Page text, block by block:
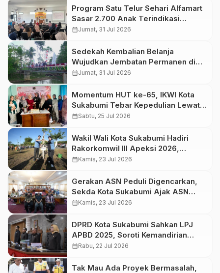
Program Satu Telur Sehari Alfamart
Sasar 2.700 Anak Terindikasi
Stunting
calendar_monthJumat, 31 Jul 2026
Sedekah Kembalian Belanja
Wujudkan Jembatan Permanen di
Kabupaten Sukabumi
calendar_monthJumat, 31 Jul 2026
Momentum HUT ke-65, IKWI Kota
Sukabumi Tebar Kepedulian Lewat
Aksi Berbagi
calendar_monthSabtu, 25 Jul 2026
Wakil Wali Kota Sukabumi Hadiri
Rakorkomwil III Apeksi 2026,
Perkuat Kolaborasi Antar-Kota
calendar_monthKamis, 23 Jul 2026
Gerakan ASN Peduli Digencarkan,
Sekda Kota Sukabumi Ajak ASN
Lindungi Pekerja Informal
calendar_monthKamis, 23 Jul 2026
DPRD Kota Sukabumi Sahkan LPJ
APBD 2025, Soroti Kemandirian
Keuangan dan Optimalisasi
calendar_monthRabu, 22 Jul 2026
Tak Mau Ada Proyek Bermasalah,